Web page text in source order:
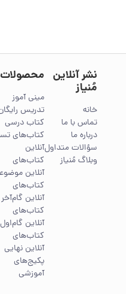
نشر آنلاین
مُنیاز
خانه
تماس با ما
درباره ما
سؤالات متداول
وبلاگ مُنیاز
محصولات
مینی آموز
تدریس
کتاب درسی
کتاب‌های
آنلاین
کتاب‌های
آنلاین
کتاب‌های
آنلاین گام‌آخر
کتاب‌های
آنلاین گام‌اول
کتاب‌های
آنلاین نهایی
پکیج‌های
آموزشی